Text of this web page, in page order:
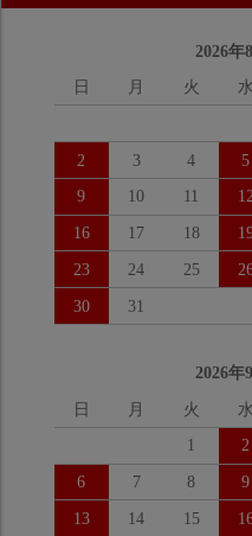
2026年
日 月 火 水
2 3 4 5
9 10 11
16 17 18
23 24 25
30 31
2026年
日 月 火 水
1 2
6 7 8 9
13 14 15